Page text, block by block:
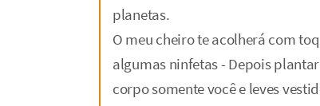
planetas.
O meu cheiro te acolherá com
algumas ninfetas - Depois
corpo somente você e leves